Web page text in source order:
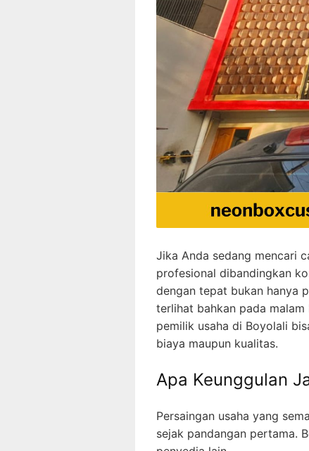
Jika Anda sedang mencari
profesional dibandingkan
dengan tepat bukan hanya
terlihat bahkan pada
pemilik usaha di Boyolali
biaya maupun kualitas.
Apa Keunggulan
Persaingan usaha yang
sejak pandangan pertama.